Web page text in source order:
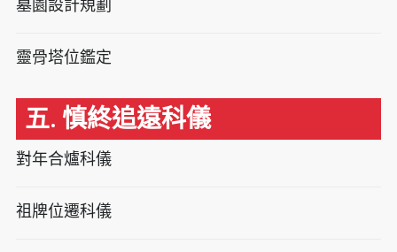
墓園設計規劃
靈骨塔位鑑定
五. 慎終追遠科儀
對年合爐科儀
祖牌位遷科儀